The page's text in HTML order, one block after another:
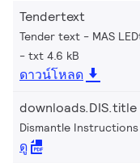
Tendertext
Tender text - MAS
txt 4.6 kB
ดาวน์โหลด
downloads.DIS.title
Dismantle Instructions
ดู